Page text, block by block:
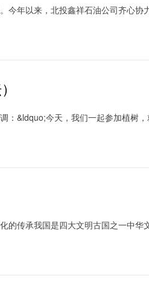
以来，北投鑫祥石油公司齐心协
&ldquo;今天，我们一起参加植树，
的传承我国是四大文明古国之一中华